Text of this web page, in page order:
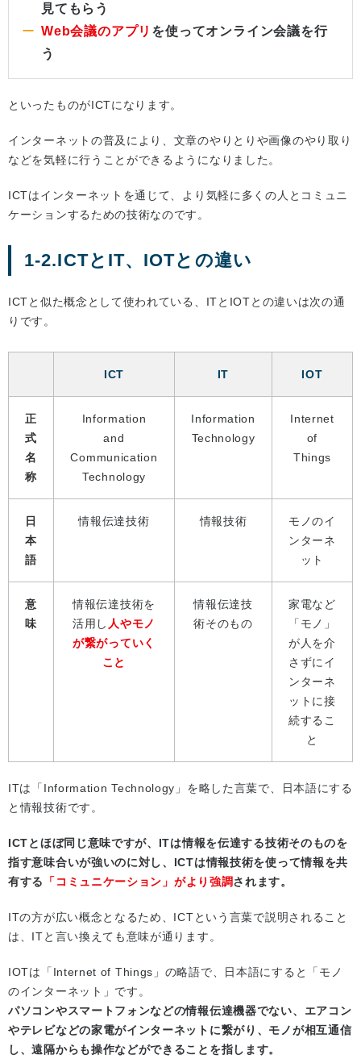
見てもらう
Web会議のアプリ を使ってオンライン会議を行
う
といったものがICTになります。
インターネットの普及により、文章のやりとりや画像のやり取り
などを気軽に行うことができるようになりました。
ICTはインターネットを通じて、より気軽に多くの人とコミュニ
ケーションするための技術なのです。
1-2.ICTとIT、IOTとの違い
ICTと似た概念として使われている、ITとIOTとの違いは次の通
りです。
ICT IT IOT
正
式
名
称
Information
and
Communication
Technology
Information
Technology
Internet
of
Things
日
本
語
情報伝達技術 情報技術
モノのイ
ンターネ
ット
意
味
情報伝達技術を
活用し 人やモノ
が繋がっていく
こと
情報伝達技
術そのもの
家電など
「モノ」
が人を介
さずにイ
ンターネ
ットに接
続するこ
と
ITは「Information Technology」を略した言葉で、日本語にする
と情報技術です。
ICTとほぼ同じ意味ですが、ITは情報を伝達する技術そのものを
指す意味合いが強いのに対し、ICTは情報技術を使って情報を共
有する
「コミュニケーション」がより強調されます。
ITの方が広い概念となるため、ICTという言葉で説明されること
は、ITと言い換えても意味が通ります。
IOTは「Internet of Things」の略語で、日本語にすると「モノ
のインターネット」です。
パソコンやスマートフォンなどの情報伝達機器でない、エアコン
やテレビなどの家電がインターネットに繋がり、モノが相互通信
し、遠隔からも操作などができることを指します。